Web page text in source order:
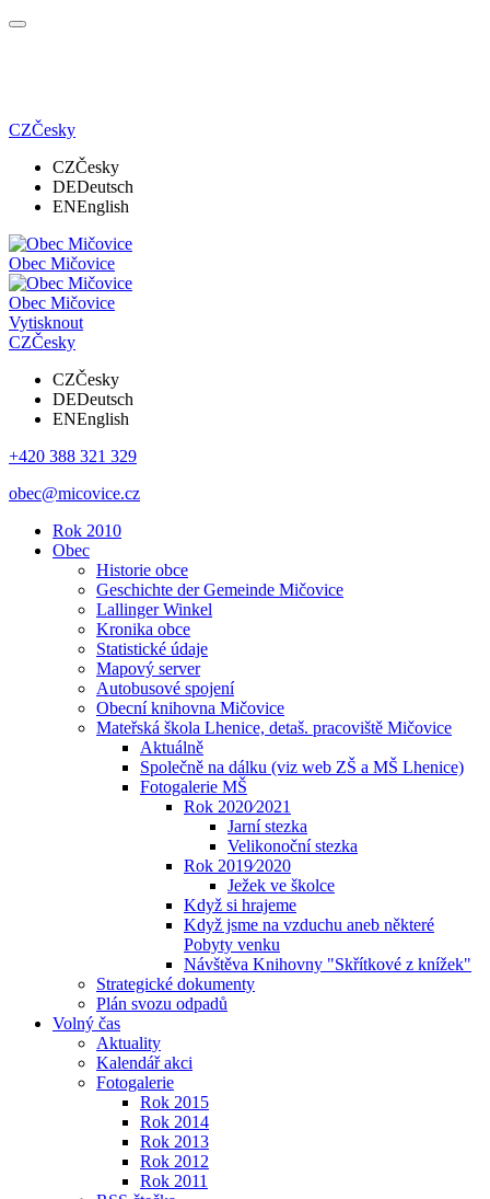
CZČesky
CZČesky
DEDeutsch
ENEnglish
Obec Mičovice
Obec Mičovice
Vytisknout
CZČesky
CZČesky
DEDeutsch
ENEnglish
+420 388 321 329
obec@micovice.cz
Rok 2010
Obec
Historie obce
Geschichte der Gemeinde Mičovice
Lallinger Winkel
Kronika obce
Statistické údaje
Mapový server
Autobusové spojení
Obecní knihovna Mičovice
Mateřská škola Lhenice, detaš. pracoviště Mičovice
Aktuálně
Společně na dálku (viz web ZŠ a MŠ Lhenice)
Fotogalerie MŠ
Rok 2020⁄2021
Jarní stezka
Velikonoční stezka
Rok 2019⁄2020
Ježek ve školce
Když si hrajeme
Když jsme na vzduchu aneb některé
Pobyty venku
Návštěva Knihovny "Skřítkové z knížek"
Strategické dokumenty
Plán svozu odpadů
Volný čas
Aktuality
Kalendář akci
Fotogalerie
Rok 2015
Rok 2014
Rok 2013
Rok 2012
Rok 2011